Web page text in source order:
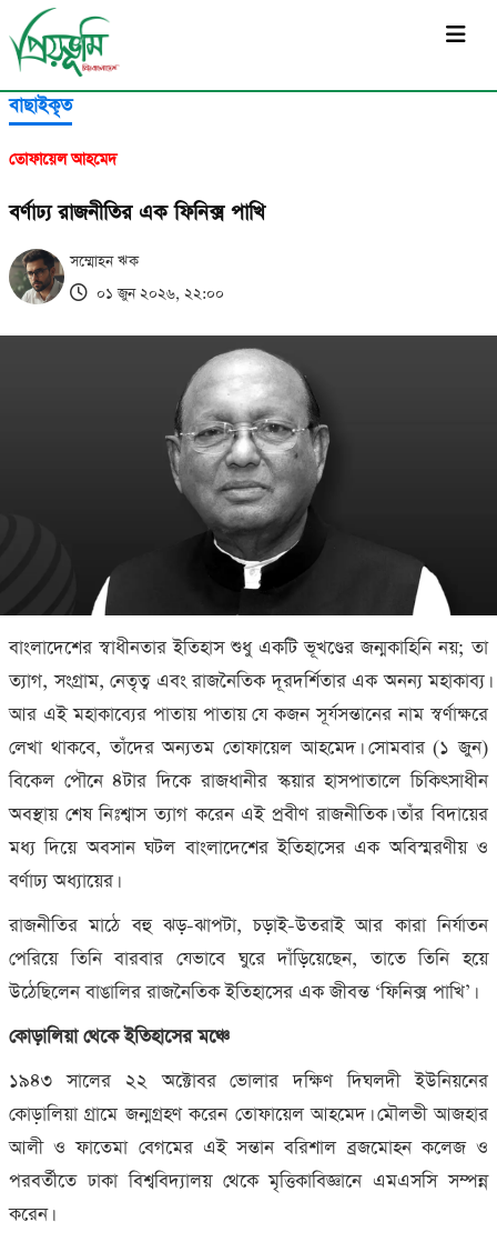
বাছাইকৃত
তোফায়েল আহমেদ
বর্ণাঢ্য রাজনীতির এক ফিনিক্স পাখি
সম্মোহন ঋক
০১ জুন ২০২৬, ২২:০০
বাংলাদেশের স্বাধীনতার ইতিহাস শুধু একটি ভূখণ্ডের জন্মকাহিনি নয়; তা
ত্যাগ, সংগ্রাম, নেতৃত্ব এবং রাজনৈতিক দূরদর্শিতার এক অনন্য মহাকাব্য।
আর এই মহাকাব্যের পাতায় পাতায় যে কজন সূর্যসন্তানের নাম স্বর্ণাক্ষরে
লেখা থাকবে, তাঁদের অন্যতম তোফায়েল আহমেদ। সোমবার (১ জুন)
বিকেল পৌনে ৪টার দিকে রাজধানীর স্কয়ার হাসপাতালে চিকিৎসাধীন
অবস্থায় শেষ নিঃশ্বাস ত্যাগ করেন এই প্রবীণ রাজনীতিক। তাঁর বিদায়ের
মধ্য দিয়ে অবসান ঘটল বাংলাদেশের ইতিহাসের এক অবিস্মরণীয় ও
বর্ণাঢ্য অধ্যায়ের।
রাজনীতির মাঠে বহু ঝড়-ঝাপটা, চড়াই-উতরাই আর কারা নির্যাতন
পেরিয়ে তিনি বারবার যেভাবে ঘুরে দাঁড়িয়েছেন, তাতে তিনি হয়ে
উঠেছিলেন বাঙালির রাজনৈতিক ইতিহাসের এক জীবন্ত ‘ফিনিক্স পাখি’।
কোড়ালিয়া থেকে ইতিহাসের মঞ্চে
১৯৪৩ সালের ২২ অক্টোবর ভোলার দক্ষিণ দিঘলদী ইউনিয়নের
কোড়ালিয়া গ্রামে জন্মগ্রহণ করেন তোফায়েল আহমেদ। মৌলভী আজহার
আলী ও ফাতেমা বেগমের এই সন্তান বরিশাল ব্রজমোহন কলেজ ও
পরবর্তীতে ঢাকা বিশ্ববিদ্যালয় থেকে মৃত্তিকাবিজ্ঞানে এমএসসি সম্পন্ন
করেন।